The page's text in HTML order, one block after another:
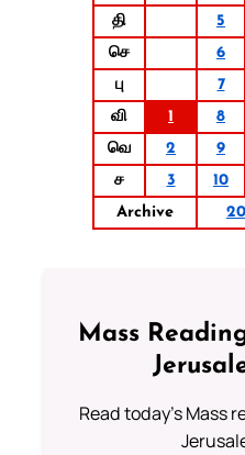
தி
5
செ
6
பு
7
வி
1 8
வெ
2 9
ச
3 10
Archive
Mass
Read today's Mass